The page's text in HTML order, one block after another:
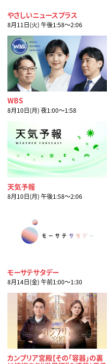
やさしいニュースプラス
8月11日(火) 午後1:58〜2:06
WBS
8月10日(月) 夜1:00〜1:58
天気予報
8月10日(月) 午後1:58〜2:06
モーサテサタデー
8月14日(金) 午前1:00〜1:30
カンブリア宮殿【その「容器」の裏